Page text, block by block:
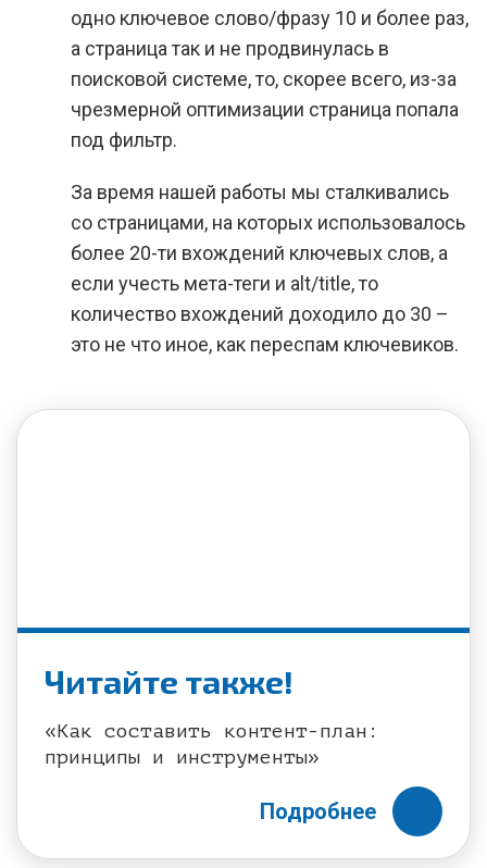
одно ключевое слово/фразу 10 и более раз,
а страница так и не продвинулась в
поисковой системе, то, скорее всего, из-за
чрезмерной оптимизации страница попала
под фильтр.
За время нашей работы мы сталкивались
со страницами, на которых использовалось
более 20-ти вхождений ключевых слов, а
если учесть мета-теги и alt/title, то
количество вхождений доходило до 30 –
это не что иное, как переспам ключевиков.
Читайте также!
«Как составить контент-план:
принципы и инструменты»
Подробнее